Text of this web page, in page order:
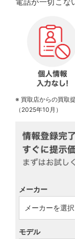
※ 買取店からの買取
（2025年10月）
メーカー
モデル